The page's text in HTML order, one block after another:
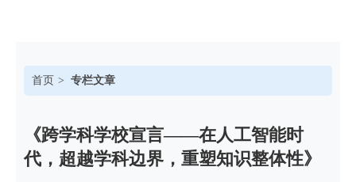
首页 专栏文章
《跨学科学校宣言——在人工智能时
代，超越学科边界，重塑知识整体性》